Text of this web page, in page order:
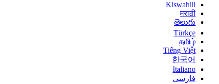
Kiswahili
मराठी
తెలుగు
Türkçe
தமிழ்
Tiếng Việt
한국어
Italiano
فارسی